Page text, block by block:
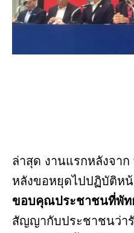
ล่าสุด งานแรกหลังจา
หลังขอหยุดไปปฏิบัติห
ขอบคุณประชาชนที่พัท
สัญญากับประชาชนว่า